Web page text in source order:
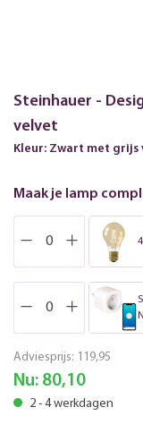
Steinhauer -
velvet
Kleur: Zwart met grijs
Maak je lamp
Adviesprijs: 119,95
Nu: 80,10
2 - 4 werkdagen